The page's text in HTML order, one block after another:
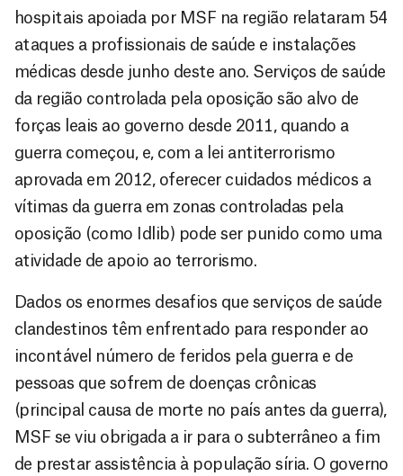
hospitais apoiada por MSF na região relataram 54
ataques a profissionais de saúde e instalações
médicas desde junho deste ano. Serviços de saúde
da região controlada pela oposição são alvo de
forças leais ao governo desde 2011, quando a
guerra começou, e, com a lei antiterrorismo
aprovada em 2012, oferecer cuidados médicos a
vítimas da guerra em zonas controladas pela
oposição (como Idlib) pode ser punido como uma
atividade de apoio ao terrorismo.
Dados os enormes desafios que serviços de saúde
clandestinos têm enfrentado para responder ao
incontável número de feridos pela guerra e de
pessoas que sofrem de doenças crônicas
(principal causa de morte no país antes da guerra),
MSF se viu obrigada a ir para o subterrâneo a fim
de prestar assistência à população síria. O governo